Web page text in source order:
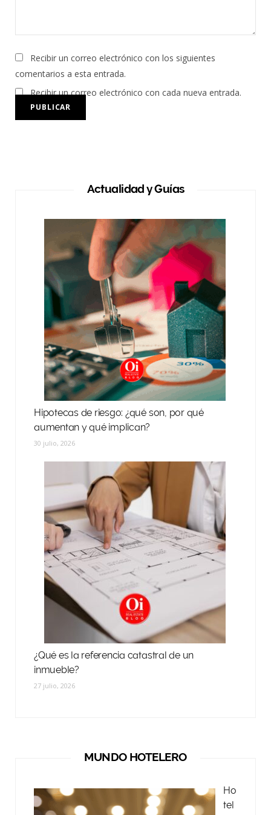
Recibir un correo electrónico con los siguientes
comentarios a esta entrada.
Recibir un correo electrónico con cada nueva entrada.
Actualidad y Guías
Hipotecas de riesgo: ¿qué son, por qué
aumentan y qué implican?
30 julio, 2026
¿Qué es la referencia catastral de un
inmueble?
27 julio, 2026
MUNDO HOTELERO
Ho
tel